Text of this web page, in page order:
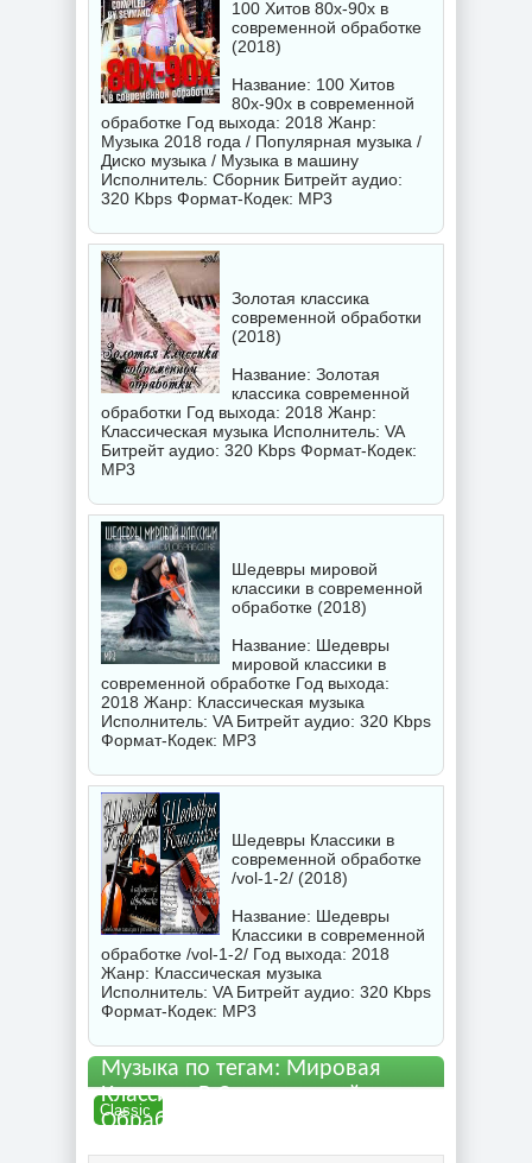
100 Хитов 80х-90х в
современной обработке
(2018)
Название: 100 Хитов
80х-90х в современной
обработке Год выхода: 2018 Жанр:
Музыка 2018 года / Популярная музыка /
Диско музыка / Музыка в машину
Исполнитель: Сборник Битрейт аудио:
320 Kbps Формат-Кодек: MP3
Золотая классика
современной обработки
(2018)
Название: Золотая
классика современной
обработки Год выхода: 2018 Жанр:
Классическая музыка Исполнитель: VA
Битрейт аудио: 320 Kbps Формат-Кодек:
MP3
Шедевры мировой
классики в современной
обработке (2018)
Название: Шедевры
мировой классики в
современной обработке Год выхода:
2018 Жанр: Классическая музыка
Исполнитель: VAБитрейт аудио: 320 Kbps
Формат-Кодек: MP3
Шедевры Классики в
современной обработке
/vol-1-2/ (2018)
Название: Шедевры
Классики в современной
обработке /vol-1-2/ Год выхода: 2018
Жанр: Классическая музыка
Исполнитель: VAБитрейт аудио: 320 Kbps
Формат-Кодек: MP3
Музыка по тегам: Мировая
Классика В Современной
Обработке vol-2 торрент
Classic